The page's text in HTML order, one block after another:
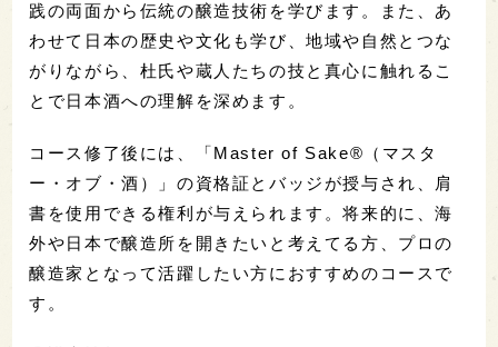
践の両面から伝統の醸造技術を学びます。また、あ
わせて日本の歴史や文化も学び、地域や自然とつな
がりながら、杜氏や蔵人たちの技と真心に触れるこ
とで日本酒への理解を深めます。
コース修了後には、「Master of Sake®（マスタ
ー・オブ・酒）」の資格証とバッジが授与され、肩
書を使用できる権利が与えられます。将来的に、海
外や日本で醸造所を開きたいと考えてる方、プロの
醸造家となって活躍したい方におすすめのコースで
す。